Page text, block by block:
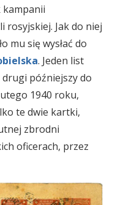
kampanii
rosyjskiej. Jak do niej
mu się wysłać do
. Jeden list
drugi późniejszy do
1940 roku,
te dwie kartki,
zbrodni
oficerach, przez